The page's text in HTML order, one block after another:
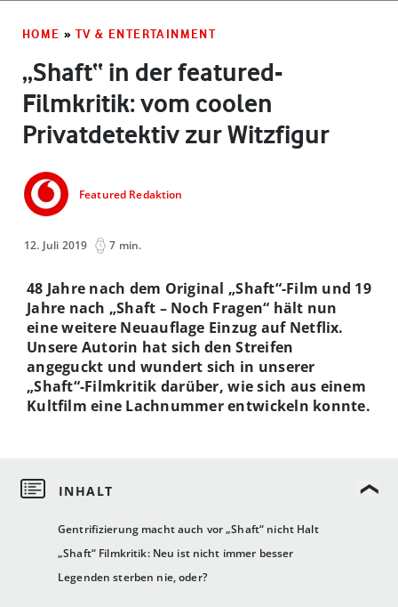
HOME » TV & ENTERTAINMENT
„Shaft“ in der featured-
Filmkritik: vom coolen
Privatdetektiv zur Witzfigur
Featured Redaktion
12. Juli 2019 7 min.
Gentrifizierung macht auch vor „Shaft“ nicht Halt
„Shaft“ Filmkritik: Neu ist nicht immer besser
Legenden sterben nie, oder?
48 Jahre nach dem Original „Shaft“-Film und 19
Jahre nach „Shaft – Noch Fragen“ hält nun
eine weitere Neuauflage Einzug auf Netflix.
Unsere Autorin hat sich den Streifen
angeguckt und wundert sich in unserer
„Shaft“-Filmkritik darüber, wie sich aus einem
Kultfilm eine Lachnummer entwickeln konnte.